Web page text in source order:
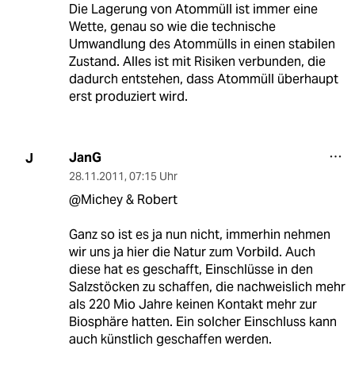
Die Lagerung von Atommüll ist immer eine
Wette, genau so wie die technische
Umwandlung des Atommülls in einen stabilen
Zustand. Alles ist mit Risiken verbunden, die
dadurch entstehen, dass Atommüll überhaupt
erst produziert wird.
J JanG
28.11.2011, 07:15 Uhr
@Michey & Robert
Ganz so ist es ja nun nicht, immerhin nehmen
wir uns ja hier die Natur zum Vorbild. Auch
diese hat es geschafft, Einschlüsse in den
Salzstöcken zu schaffen, die nachweislich mehr
als 220 Mio Jahre keinen Kontakt mehr zur
Biosphäre hatten. Ein solcher Einschluss kann
auch künstlich geschaffen werden.